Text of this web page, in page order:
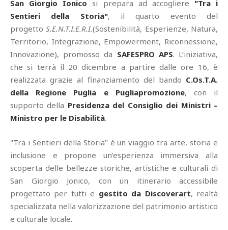
San Giorgio Ionico si prepara ad accogliere "Tra i
Sentieri della Storia", il quarto evento del
progettoS.E.N.T.I.E.R.I.(Sostenibilità, Esperienze, Natura,
Territorio, Integrazione, Empowerment, Riconnessione,
Innovazione), promosso da SAFESPRO APS. L’iniziativa,
che si terrà il 20 dicembre a partire dalle ore 16, è
realizzata grazie al finanziamento del bando C.Os.T.A.
della Regione Puglia e Pugliapromozione, con il
supporto della Presidenza del Consiglio dei Ministri –
Ministro per le Disabilità.
"Tra i Sentieri della Storia" è un viaggio tra arte, storia e
inclusione e propone un’esperienza immersiva alla
scoperta delle bellezze storiche, artistiche e culturali di
San Giorgio Jonico, con un itinerario accessibile
progettato per tutti e gestito da Discoverart, realtà
specializzata nella valorizzazione del patrimonio artistico
e culturale locale.